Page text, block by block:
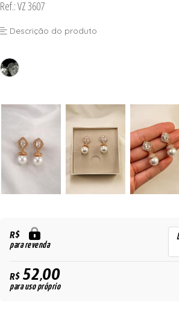
Ref.: VZ 3607
Descrição do produto
R$
para revenda
R$52,00
para uso próprio